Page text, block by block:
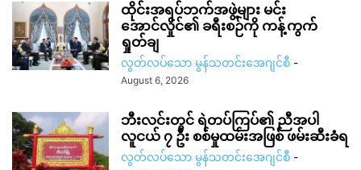
ထိုင်းအရပ်ဘက်အဖွဲ့များ မင်း
အောင်လှိုင်၏ ခရီးစဉ်ကို ကန့်ကွက်
ရှုတ်ချ
လွတ်လပ်သော မွန်သတင်းအေဂျင်စီ -
August 6, 2026
ဘီးလင်းတွင် ရဲတပ်ကြပ်၏ ညီအပါ
လူငယ် ၇ ဦး စစ်မှုထမ်းအဖြစ် ဖမ်းဆီးခံရ
လွတ်လပ်သော မွန်သတင်းအေဂျင်စီ -